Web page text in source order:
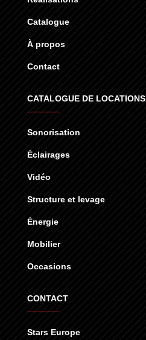
Catalogue
À propos
Contact
CATALOGUE DE LOCATIONS
Sonorisation
Éclairages
Vidéo
Structure et levage
Énergie
Mobilier
Occasions
CONTACT
Stars Europe